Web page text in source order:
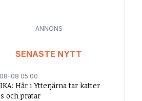
ANNONS
SENASTE NYTT
08 05:00
Här i Ytterjärna tar katter
och pratar